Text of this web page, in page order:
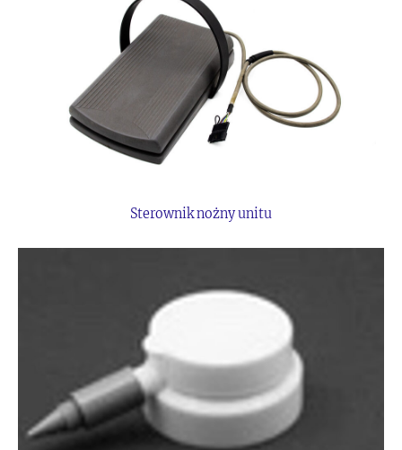
Sterownik nożny unitu